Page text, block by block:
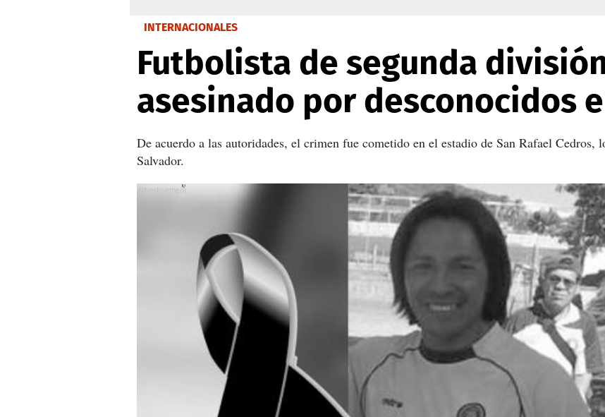
INTERNACIONALES
Futbolista de segunda
asesinado por desconocidos
De acuerdo a las autoridades, el crimen fue cometido en el estadio de San Rafael Cedros,
Salvador.
X
X